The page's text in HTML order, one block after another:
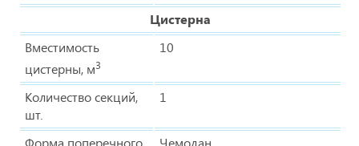
Цистерна
Вместимость
цистерны, м3
10
Количество секций,
шт.
1
Форма поперечного Чемодан